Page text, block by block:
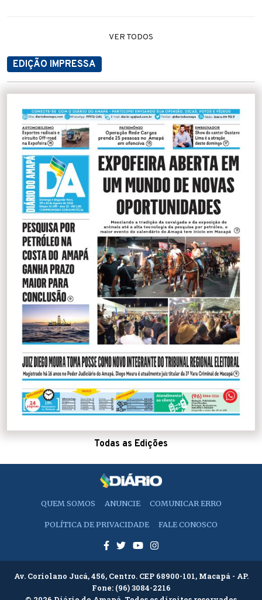
VER TODOS
EDIÇÃO IMPRESSA
Todas as Edições
QUEM SOMOS ANUNCIE COMUNICAR ERRO
POLÍTICA DE PRIVACIDADE FALE CONOSCO
Av. Coriolano Jucá, 456, Centro. CEP 68900-101, Macapá - AP.
Fone: (96) 3084-2216